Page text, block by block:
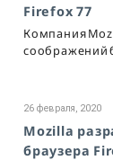
Firefox 77
Компания
соображений
26 февраля, 2020
Mozilla
браузера